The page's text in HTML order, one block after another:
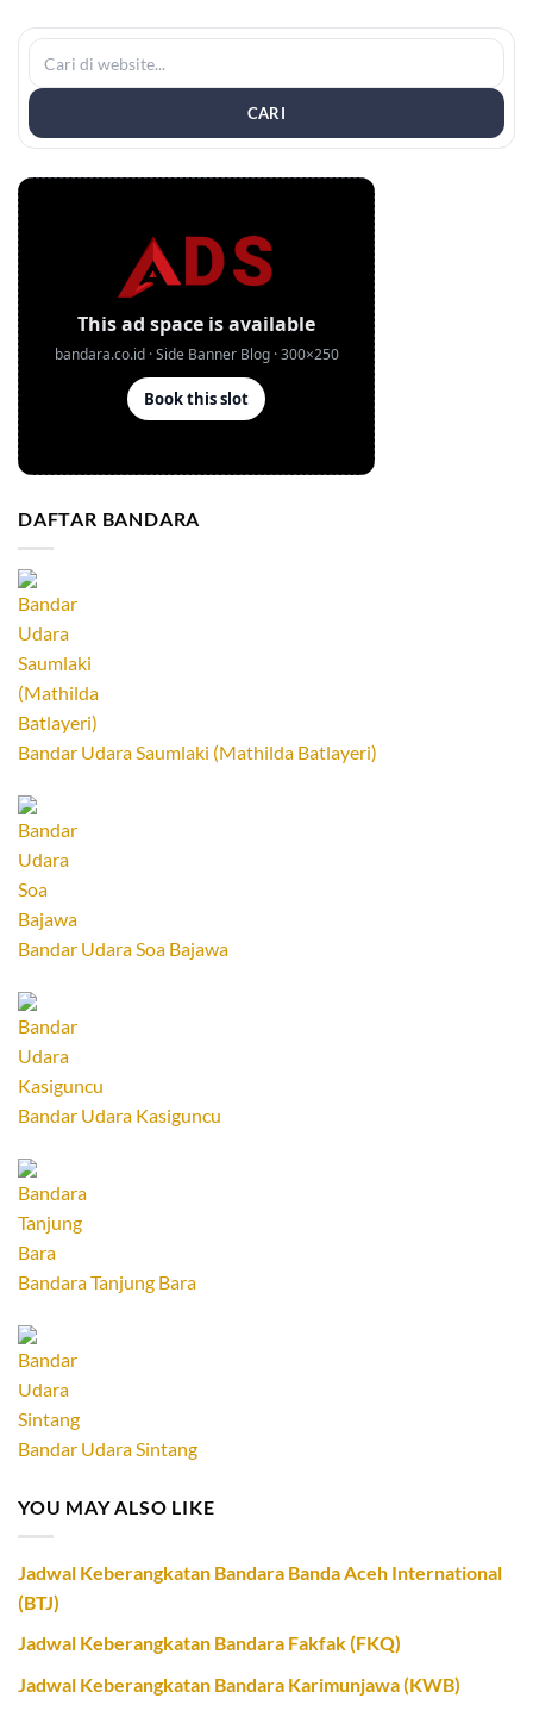
CARI
DAFTAR BANDARA
Bandar Udara Saumlaki (Mathilda Batlayeri)
Bandar Udara Soa Bajawa
Bandar Udara Kasiguncu
Bandara Tanjung Bara
Bandar Udara Sintang
YOU MAY ALSO LIKE
Jadwal Keberangkatan Bandara Banda Aceh International
(BTJ)
Jadwal Keberangkatan Bandara Fakfak (FKQ)
Jadwal Keberangkatan Bandara Karimunjawa (KWB)